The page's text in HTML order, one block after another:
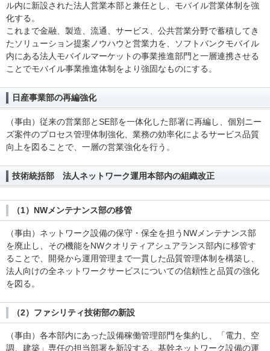
ル内に新設された法人営業本部と兼任とし、モバイル営業体制を強
化する。
これまで金融、製造、流通、サービス、公共営業分野で蓄積してき
たソリューション提案ノウハウと営業力を、ソフトバンクモバイル
内にある法人モバイルマーケットの事業推進部門と一層連携させる
ことでモバイル事業推進体制をより強固なものにする。
日産事業部の再編強化
（事由）従来の営業部とSE部を一体化した部署に再編し、個別ニー
ズ案件のプロセス管理体制強化、業務の効率化によるサービス品質
向上を図ることで、一層の営業強化を行う。
技術統括部 法人ネットワーク運用本部内の組織改正
（1）NWメンテナンス部の移管
（事由）ネットワーク設備の保守・保全を担うNWメンテナンス部
を廃止し、その機能をNWクオリティアシュアランス部内に移管す
ることで、開発から運用管理まで一貫した品質管理体制を構築し、
法人向けの全ネットワークサービスについての信頼性と品質の強化
を図る。
（2）ファシリティ技術部の新設
（事由）各本部内にあった設備稼働管理部門を集約し、「電力、空
調、建築」専任の担当部署を新設する。基幹ネットワーク設備の運